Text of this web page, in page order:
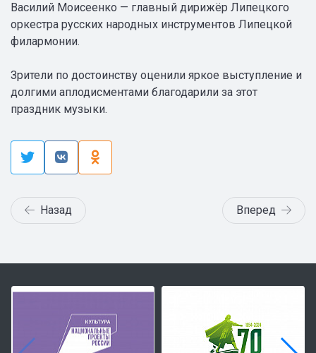
Василий Моисеенко — главный дирижёр Липецкого
оркестра русских народных инструментов Липецкой
филармонии.
Зрители по достоинству оценили яркое выступление и
долгими аплодисментами благодарили за этот
праздник музыки.
Назад Вперед